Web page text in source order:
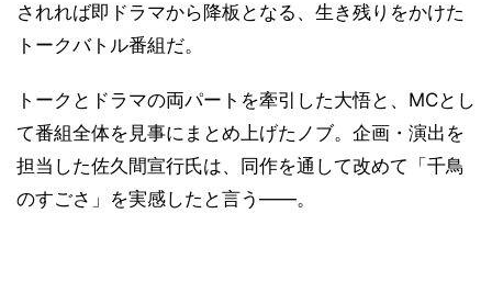
されれば即ドラマから降板となる、生き残りをかけた
トークバトル番組だ。
トークとドラマの両パートを牽引した大悟と、MCとし
て番組全体を見事にまとめ上げたノブ。企画・演出を
担当した佐久間宣行氏は、同作を通して改めて「千鳥
のすごさ」を実感したと言う――。